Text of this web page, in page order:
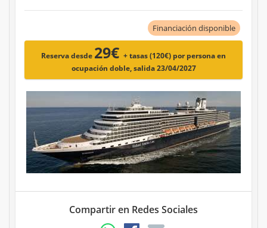
Financiación disponible
Reserva desde 29€ + tasas (120€) por persona en
ocupación doble, salida 23/04/2027
Compartir en Redes Sociales